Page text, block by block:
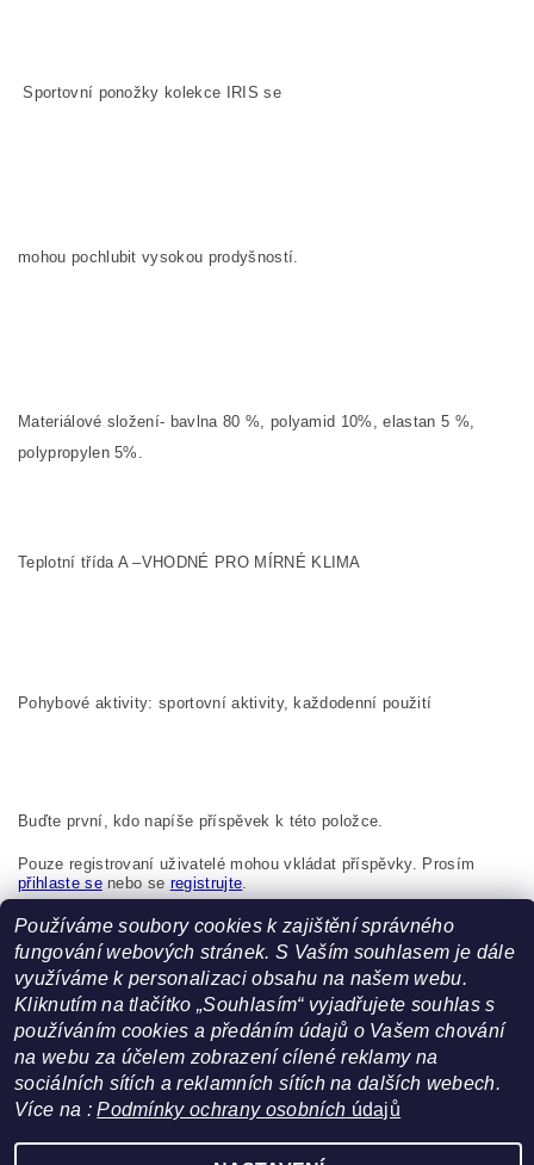
Sportovní ponožky kolekce IRIS se
mohou pochlubit vysokou prodyšností.
Materiálové složení- bavlna 80 %, polyamid 10%, elastan 5 %,
polypropylen 5%.
Teplotní třída A –VHODNÉ PRO MÍRNÉ KLIMA
Pohybové aktivity: sportovní aktivity, každodenní použití
Buďte první, kdo napíše příspěvek k této položce.
Pouze registrovaní uživatelé mohou vkládat příspěvky. Prosím
přihlaste senebo se registrujte.
Boma s.r.o., K Bytovkám 222 Kunice 251 63 Česká republika,
info@boma.cz
Facebook | Heureka.cz
Používáme soubory cookies k zajištění správného
fungování webových stránek. S Vaším souhlasem je dále
využíváme k personalizaci obsahu na našem webu.
Kliknutím na tlačítko „Souhlasím“ vyjadřujete souhlas s
používáním cookies a předáním údajů o Vašem chování
na webu za účelem zobrazení cílené reklamy na
sociálních sítích a reklamních sítích na dalších webech.
Více na :Podmínky ochrany osobních údajů